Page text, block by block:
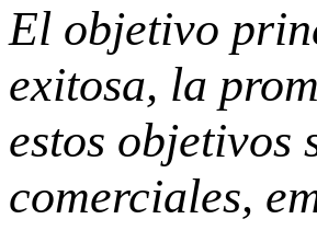
El objetivo
exitosa, la
estos objetivos
comerciales,